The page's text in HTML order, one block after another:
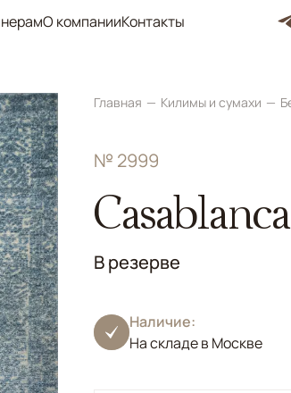
О компанииКонтакты
Главная Килимы и сумахи
№ 2999
Casablanca
В резерве
Наличие:
На складе в Москве